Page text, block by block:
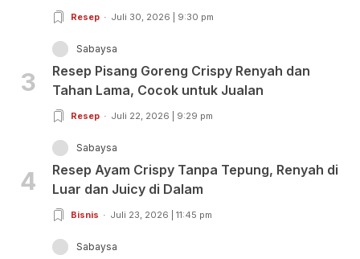
Resep Juli 30, 2026 | 9:30 pm
3
Sabaysa
Resep Pisang Goreng Crispy Renyah dan
Tahan Lama, Cocok untuk Jualan
Resep Juli 22, 2026 | 9:29 pm
4
Sabaysa
Resep Ayam Crispy Tanpa Tepung, Renyah di
Luar dan Juicy di Dalam
Bisnis Juli 23, 2026 | 11:45 pm
Sabaysa